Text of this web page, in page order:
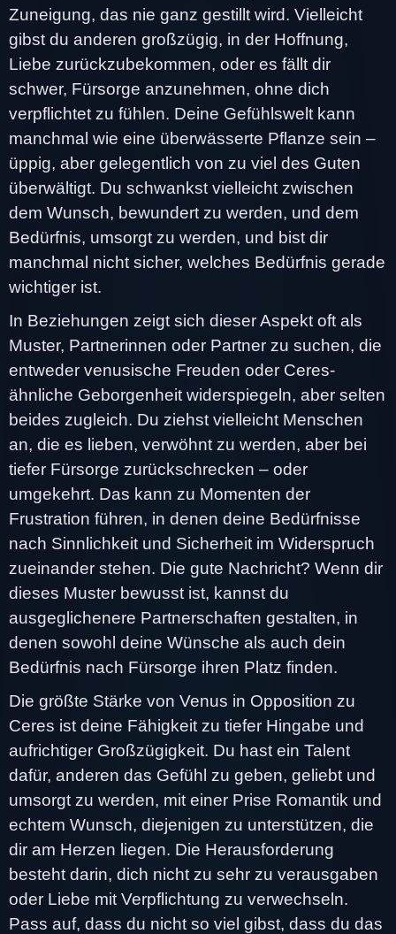
Zuneigung, das nie ganz gestillt wird. Vielleicht
gibst du anderen großzügig, in der Hoffnung,
Liebe zurückzubekommen, oder es fällt dir
schwer, Fürsorge anzunehmen, ohne dich
verpflichtet zu fühlen. Deine Gefühlswelt kann
manchmal wie eine überwässerte Pflanze sein –
üppig, aber gelegentlich von zu viel des Guten
überwältigt. Du schwankst vielleicht zwischen
dem Wunsch, bewundert zu werden, und dem
Bedürfnis, umsorgt zu werden, und bist dir
manchmal nicht sicher, welches Bedürfnis gerade
wichtiger ist.
In Beziehungen zeigt sich dieser Aspekt oft als
Muster, Partnerinnen oder Partner zu suchen, die
entweder venusische Freuden oder Ceres-
ähnliche Geborgenheit widerspiegeln, aber selten
beides zugleich. Du ziehst vielleicht Menschen
an, die es lieben, verwöhnt zu werden, aber bei
tiefer Fürsorge zurückschrecken – oder
umgekehrt. Das kann zu Momenten der
Frustration führen, in denen deine Bedürfnisse
nach Sinnlichkeit und Sicherheit im Widerspruch
zueinander stehen. Die gute Nachricht? Wenn dir
dieses Muster bewusst ist, kannst du
ausgeglichenere Partnerschaften gestalten, in
denen sowohl deine Wünsche als auch dein
Bedürfnis nach Fürsorge ihren Platz finden.
Die größte Stärke von Venus in Opposition zu
Ceres ist deine Fähigkeit zu tiefer Hingabe und
aufrichtiger Großzügigkeit. Du hast ein Talent
dafür, anderen das Gefühl zu geben, geliebt und
umsorgt zu werden, mit einer Prise Romantik und
echtem Wunsch, diejenigen zu unterstützen, die
dir am Herzen liegen. Die Herausforderung
besteht darin, dich nicht zu sehr zu verausgaben
oder Liebe mit Verpflichtung zu verwechseln.
Pass auf, dass du nicht so viel gibst, dass du das